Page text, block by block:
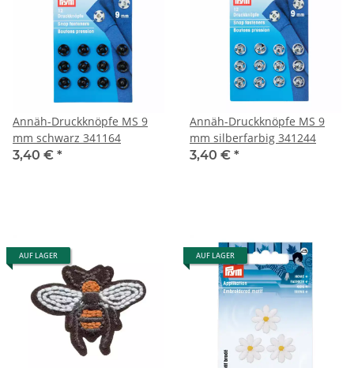
Annäh-Druckknöpfe MS 9
mm schwarz 341164
3,40 € *
Annäh-Druckknöpfe MS 9
mm silberfarbig 341244
3,40 € *
AUF LAGER AUF LAGER